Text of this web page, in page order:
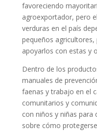
favoreciendo
agroexportador, pero
verduras en el país
pequeños agricultores,
apoyarlos con estas y
Dentro de los
manuales de
faenas y trabajo en el
comunitarios y
con niños y niñas para
sobre cómo